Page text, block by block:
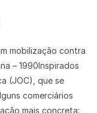
mobilização contra
– 1990Inspirados
(JOC), que se
comerciários
mais concreta: